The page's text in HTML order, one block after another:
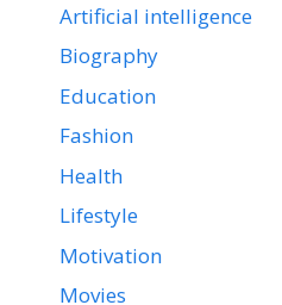
Artificial intelligence
Biography
Education
Fashion
Health
Lifestyle
Motivation
Movies